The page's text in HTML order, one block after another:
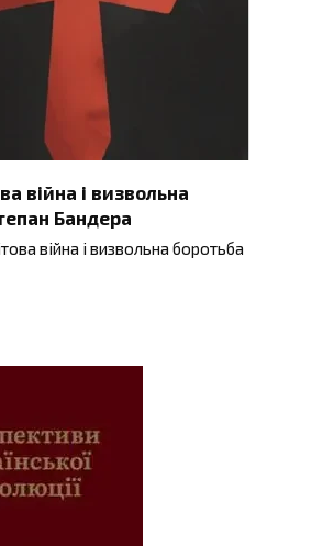
війна і визвольна
Бандера
війна і визвольна боротьба